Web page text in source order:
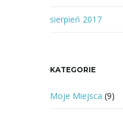
sierpień 2017
KATEGORIE
Moje Miejsca (9)